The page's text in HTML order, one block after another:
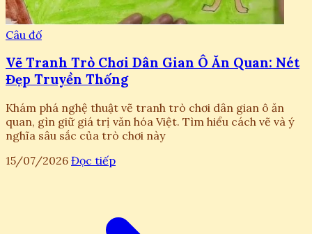
Câu đố
Vẽ Tranh Trò Chơi Dân Gian Ô Ăn Quan: Nét
Đẹp Truyền Thống
Khám phá nghệ thuật vẽ tranh trò chơi dân gian ô ăn
quan, gìn giữ giá trị văn hóa Việt. Tìm hiểu cách vẽ và ý
nghĩa sâu sắc của trò chơi này
15/07/2026 Đọc tiếp